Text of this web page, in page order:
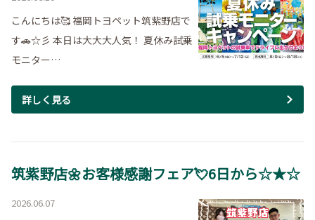
こんにちは🥰 福岡トヨペット筑紫野店で
す🚗☆彡 本日は大大大人気！ 夏休み試乗
モニター…
詳しく見る
筑紫野店🌼お客様感謝フェア💘6日から☆★☆
2026.06.07